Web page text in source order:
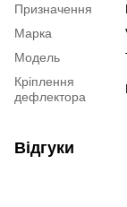
Призначення
Марка
Модель
Кріплення
дефлектора
Відгуки